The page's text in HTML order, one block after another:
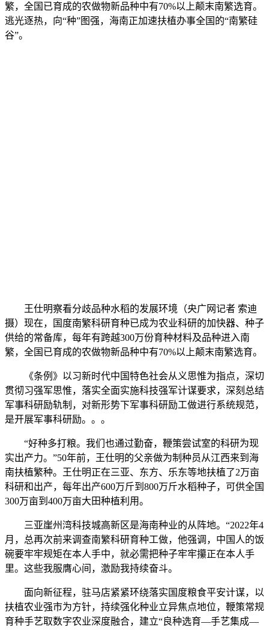
繁，全国已育成的农做物新品种中有70%以上颠末南繁选育。
逃光逐热，向“种”图强，海南正加速扶植办事全国的“南繁硅
谷”。
王仕明察看分歧品种水稻的发展环境（央广网记者 索迪
摄）现在，国度南繁科研育种已成为农业科研的加快器、种子
供给的常备库，每年有跨越300万份育种材料及品种进入南
繁，全国已育成的农做物新品种中有70%以上颠末南繁选育。
《条例》以习新时代中国特色社会从义思惟为指点，深切
贯彻习强军思惟，落实全面实施科技强军计谋要求，深刻总结
军事科研励轨制，对新形势下军事科研励工做进行系统规范，
是开展军事科研励。。。
“好种多打粮。我们也通过勤奋，鞭策尝试室的科研为现
实出产力。”50年前，王仕明的父亲做为制种员从江西来到海
南扶植繁种。王仕明正在三亚、东方、乐东等地扶植了2万亩
科研和出产，每年出产600万斤到800万斤水稻种子，可供全国
300万亩到400万亩大田种植利用。
三亚崖州湾科技城高新区是海南种业的从阵地。“2022年4
月，总再次前来调查南繁科研育种工做，他强调，中国人的饭
碗要牢牢规矩在本人手中，就必需把种子牢牢攥正在本人手
里。这些我服膺心间，激励我持续奋斗。
面向新征程，驻马店紧紧环绕落实国度粮食平安计谋，以
扶植农业强市为方针，持续强化种业立异焦点地位，鞭策常规
育种手艺取数字农业深度融合，建立“良种选育—手艺集成—